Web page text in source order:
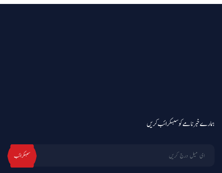
ہمارے خبرنامے کو سبسکرائب کریں
سبسکرائب